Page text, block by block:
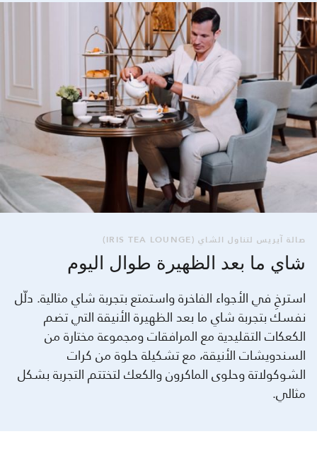
صالة آيريس لتناول الشاي (IRIS TEA LOUNGE)
شاي ما بعد الظهيرة طوال اليوم
استرخِ في الأجواء الفاخرة واستمتع بتجربة شاي مثالية. دلّل
نفسك بتجربة شاي ما بعد الظهيرة الأنيقة التي تضم
الكعكات التقليدية مع المرافقات ومجموعة مختارة من
السندويشات الأنيقة، مع تشكيلة حلوة من كرات
الشوكولاتة وحلوى الماكرون والكعك لتختتم التجربة بشكل
مثالي.